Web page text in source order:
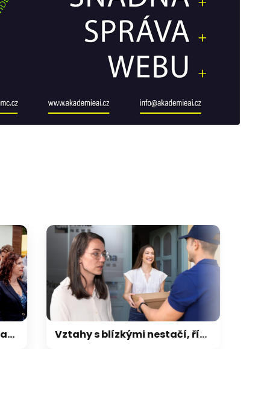
galerie: cviky
Vztahy s blízkými nestačí, říká psycholožka. Úsměv cizího člověka funguje jinak